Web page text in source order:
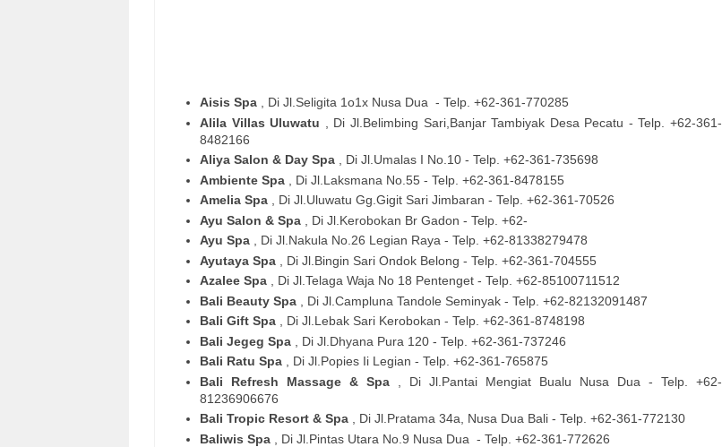
Aisis Spa , Di Jl.Seligita 1o1x Nusa Dua - Telp. +62-361-770285
Alila Villas Uluwatu
, Di Jl.Belimbing Sari,Banjar Tambiyak Desa Pecatu - Telp. +62-361-
8482166
Aliya Salon & Day Spa
, Di Jl.Umalas I No.10 - Telp. +62-361-735698
Ambiente Spa
, Di Jl.Laksmana No.55 - Telp. +62-361-8478155
Amelia Spa
, Di Jl.Uluwatu Gg.Gigit Sari Jimbaran - Telp. +62-361-70526
Ayu Salon & Spa
, Di Jl.Kerobokan Br Gadon - Telp. +62-
Ayu Spa
, Di Jl.Nakula No.26 Legian Raya - Telp. +62-81338279478
Ayutaya Spa
, Di Jl.Bingin Sari Ondok Belong - Telp. +62-361-704555
Azalee Spa
, Di Jl.Telaga Waja No 18 Pentenget - Telp. +62-85100711512
Bali Beauty Spa
, Di Jl.Campluna Tandole Seminyak - Telp. +62-82132091487
Bali Gift Spa
, Di Jl.Lebak Sari Kerobokan - Telp. +62-361-8748198
Bali Jegeg Spa
, Di Jl.Dhyana Pura 120 - Telp. +62-361-737246
Bali Ratu Spa
, Di Jl.Popies Ii Legian - Telp. +62-361-765875
Bali Refresh Massage & Spa
, Di Jl.Pantai Mengiat Bualu Nusa Dua - Telp. +62-
81236906676
Bali Tropic Resort & Spa
, Di Jl.Pratama 34a, Nusa Dua Bali - Telp. +62-361-772130
Baliwis Spa
, Di Jl.Pintas Utara No.9 Nusa Dua - Telp. +62-361-772626